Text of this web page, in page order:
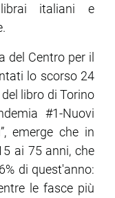
librai italiani e
del Centro per il
lo scorso 24
libro di Torino
#1-Nuovi
emerge che in
ai 75 anni, che
di quest'anno:
le fasce più